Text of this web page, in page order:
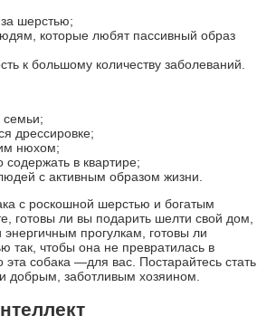
шерстью;
которые любят пассивный образ
к большому количеству заболеваний.
семьи;
дрессировке;
нюхом;
в квартире;
с активным образом жизни.
с роскошной шерстью и богатым
готовы ли вы подарить шелти свой дом,
энергичным прогулкам, готовы ли
так, чтобы она не превратилась в
эта собака —для вас. Постарайтесь стать
добрым, заботливым хозяином.